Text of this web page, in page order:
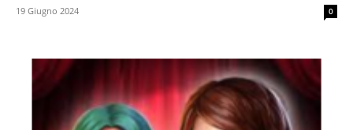
19 Giugno 2024 0